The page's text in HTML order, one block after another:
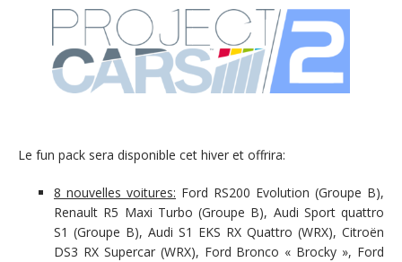
Le fun pack sera disponible cet hiver et offrira:
8 nouvelles voitures: Ford RS200 Evolution (Groupe B),
Renault R5 Maxi Turbo (Groupe B), Audi Sport quattro
S1 (Groupe B), Audi S1 EKS RX Quattro (WRX), Citroën
DS3 RX Supercar (WRX), Ford Bronco « Brocky », Ford